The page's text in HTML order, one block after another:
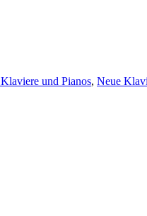
und Pianos, Neue